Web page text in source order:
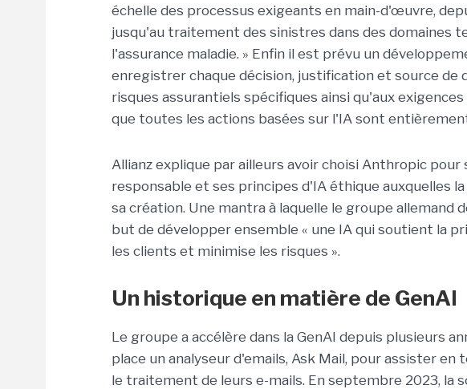
échelle des processus exigeants en main-d'œuvre,
jusqu'au traitement des sinistres dans des domaines
l'assurance maladie. » Enfin il est prévu un
enregistrer chaque décision, justification et source de
risques assurantiels spécifiques ainsi qu'aux
que toutes les actions basées sur l'IA sont
Allianz explique par ailleurs avoir choisi Anthropic
responsable et ses principes d'IA éthique auxquelles
sa création. Une mantra à laquelle le groupe allemand
but de développer ensemble « une IA qui soutient la
les clients et minimise les risques ».
Un historique en matière de GenAI
Le groupe a accélère dans la GenAI depuis plusieurs
place un analyseur d'emails, Ask Mail, pour assister
le traitement de leurs e-mails. En septembre 2023, la